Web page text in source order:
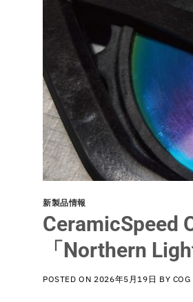
新製品情報
CeramicSpeed
「Northern
POSTED ON2026年5月19日 BY COG